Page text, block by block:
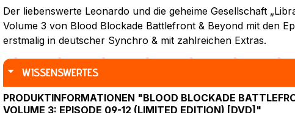
Der liebenswerte Leonardo und die geheime Gesellschaft
Volume 3 von Blood Blockade Battlefront & Beyond mit den
erstmalig in deutscher Synchro & mit zahlreichen Extras.
WISSENSWERTES
PRODUKTINFORMATIONEN "BLOOD BLOCKADE
VOLUME 3: EPISODE 09-12 (LIMITED EDITION) [DVD]"